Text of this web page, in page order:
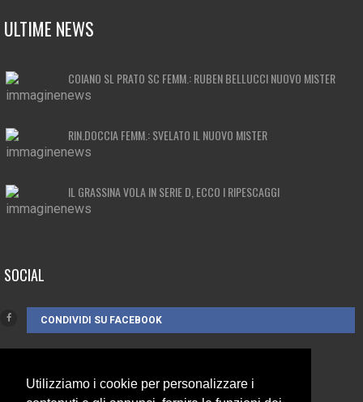
Utilizziamo i cookie per personalizzare i
ULTIME NEWS
COIANO SL PRATO SC FEMM.: RUBEN BELLUCCI NUOVO MISTER
RIN.DOCCIA FEMM.: SVELATO IL NUOVO MISTER
IL GRASSINA VOLA IN SERIE D, ECCO I RIPESCAGGI
SOCIAL
CONDIVIDI SU FACEBOOK
CONTATTI